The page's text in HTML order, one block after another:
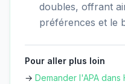
doubles, offrant
préférences et le
Pour aller plus loin
→ Demander l'APA dans